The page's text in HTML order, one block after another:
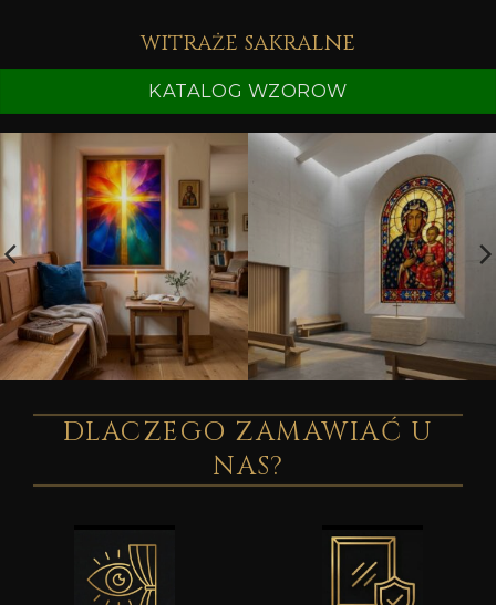
witraże sakralne
KATALOG WZOROW
DLACZEGO ZAMAWIAĆ U
NAS?